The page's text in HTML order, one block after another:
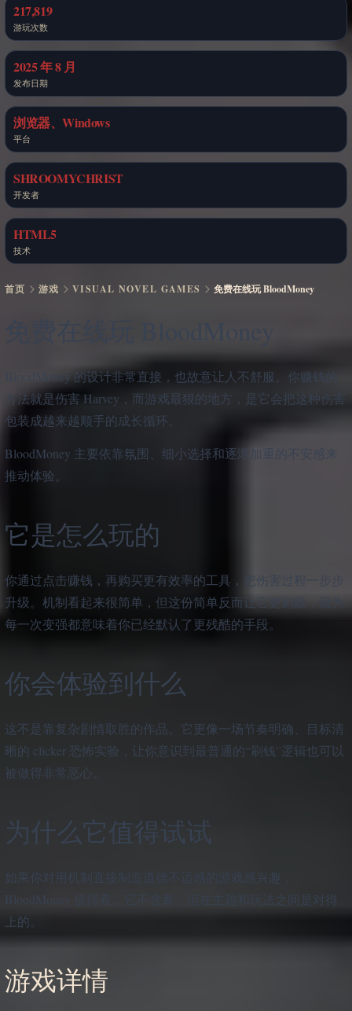
217,819
游玩次数
2025 年 8 月
发布日期
浏览器、Windows
平台
SHROOMYCHRIST
开发者
HTML5
技术
首页 游戏 VISUAL NOVEL GAMES 免费在线玩 BloodMoney
BloodMoney 的设计非常直接，也故意让人不舒服。你赚钱的
方法就是伤害 Harvey，而游戏最狠的地方，是它会把这种伤害
包装成越来越顺手的成长循环。
BloodMoney 主要依靠氛围、细小选择和逐渐加重的不安感来
推动体验。
它是怎么玩的
你通过点击赚钱，再购买更有效率的工具，把伤害过程一步步
升级。机制看起来很简单，但这份简单反而让它更刺眼，因为
每一次变强都意味着你已经默认了更残酷的手段。
你会体验到什么
这不是靠复杂剧情取胜的作品。它更像一场节奏明确、目标清
晰的 clicker 恐怖实验，让你意识到最普通的“刷钱”逻辑也可以
被做得非常恶心。
为什么它值得试试
如果你对用机制直接制造道德不适感的游戏感兴趣，
BloodMoney 值得看。它不含蓄，但在主题和玩法之间是对得
上的。
游戏详情